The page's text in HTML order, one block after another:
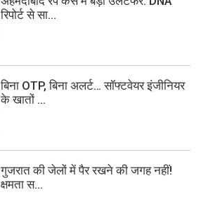
रिपोर्ट से सा...
बिना OTP, बिना अलर्ट… सॉफ्टवेयर इंजीनियर
के खातों ...
गुजरात की जेलों में पैर रखने की जगह नहीं!
क्षमता स...